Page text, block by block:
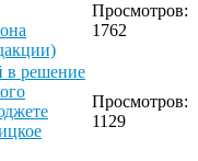
Просмотров:
1762
в решение
Просмотров:
1129